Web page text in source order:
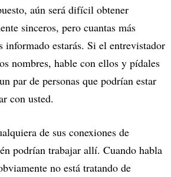
aún será difícil obtener
sinceros, pero cuantas más
informado estarás. Si el entrevistador
nombres, hable con ellos y pídales
par de personas que podrían estar
con usted.
de sus conexiones de
podrían trabajar allí. Cuando habla
no está tratando de